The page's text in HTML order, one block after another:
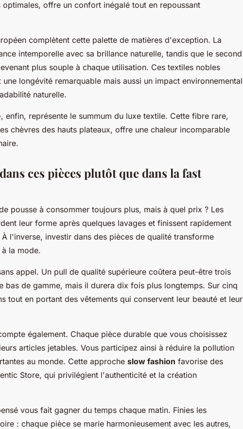
offre un confort inégalé tout en repoussant
complètent cette palette de matières d'exception. La
intemporelle avec sa brillance naturelle, tandis que le second
plus souple à chaque utilisation. Ces textiles nobles
longévité remarquable mais aussi un impact environnemental
naturelle.
, enfin, représente le summum du luxe textile. Cette fibre rare,
chèvres des hauts plateaux, offre une chaleur incomparable
ces pièces plutôt que dans la fast
pousse à consommer toujours plus, mais à quel prix ? Les
leur forme après quelques lavages et finissent rapidement
l'inverse, investir dans des pièces de qualité transforme
la mode.
appel. Un pull de qualité supérieure coûtera peut-être trois
bas de gamme, mais il durera dix fois plus longtemps. Sur cinq
tout en portant des vêtements qui conservent leur beauté et leur
également. Chaque pièce durable que vous choisissez
articles jetables. Vous participez ainsi à réduire la pollution
au monde. Cette approche slow fashion favorise des
Store, qui privilégient l'authenticité et la création
vous fait gagner du temps chaque matin. Finies les
: chaque pièce se marie harmonieusement avec les autres,